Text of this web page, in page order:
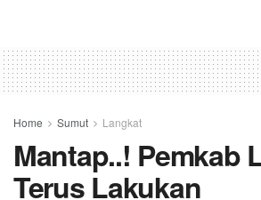
Home Sumut Langkat
Mantap..! Pemkab
Terus Lakukan